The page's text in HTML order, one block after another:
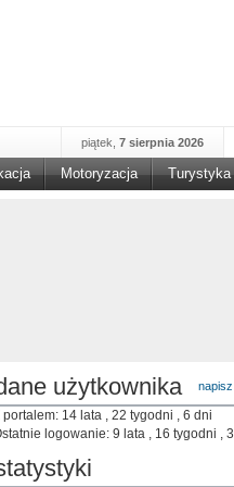
piątek, 7 sierpnia 2026
Motoryzacja Turystyka
użytkownika
portalem: 14 lata , 22 tygodni , 6 dni
logowanie: 9 lata , 16 tygodni ,